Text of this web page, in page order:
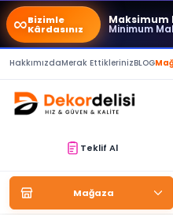
∞Bizimle
Kârdasınız
Maksimum
Minimum
HakkımızdaMerak EttiklerinizBLOG
Teklif Al
Mağaza